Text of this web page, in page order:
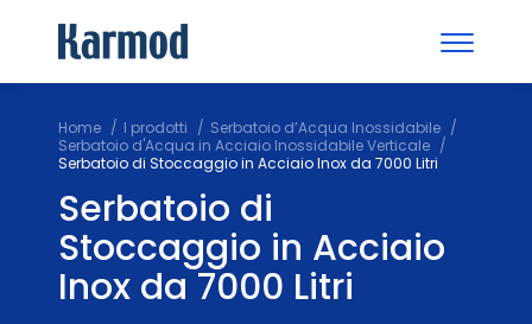
Home I prodotti
Serbatoio d’Acqua Inossidabile
Serbatoio d'Acqua in Acciaio Inossidabile Verticale
Serbatoio di Stoccaggio in Acciaio Inox da 7000 Litri
Serbatoio di
Stoccaggio in Acciaio
Inox da 7000 Litri